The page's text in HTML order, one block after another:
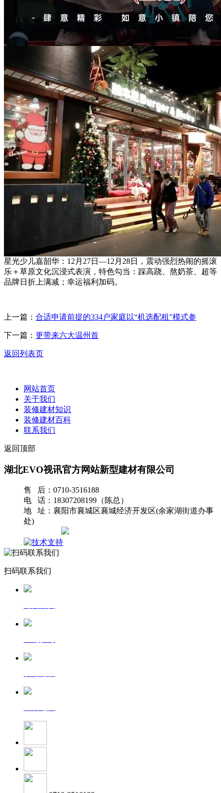
星光少儿嘉韶华：12月27日—12月28日，震动强烈热闹的摇滚
乐＋草原文化沉浸式表演，特色勾当：踩高跷、熬奶茶、超等
品牌日折上满减；幸运福利加码。
上一篇： 合适申请前提的334户家庭以“机选配租”模式参
下一篇： 更带来六大温州首
返回列表页
网站首页
关于我们
装修建材知识
装修建材百科
联系我们
返回顶部
湖北EVO视讯官方网站新型建材有限公司
售 后：0710-3516188
电 话：18307208199（陈总）
地 址：襄阳市襄城区襄城经济开发区(余家湖街道办事
处)
扫码联系我们